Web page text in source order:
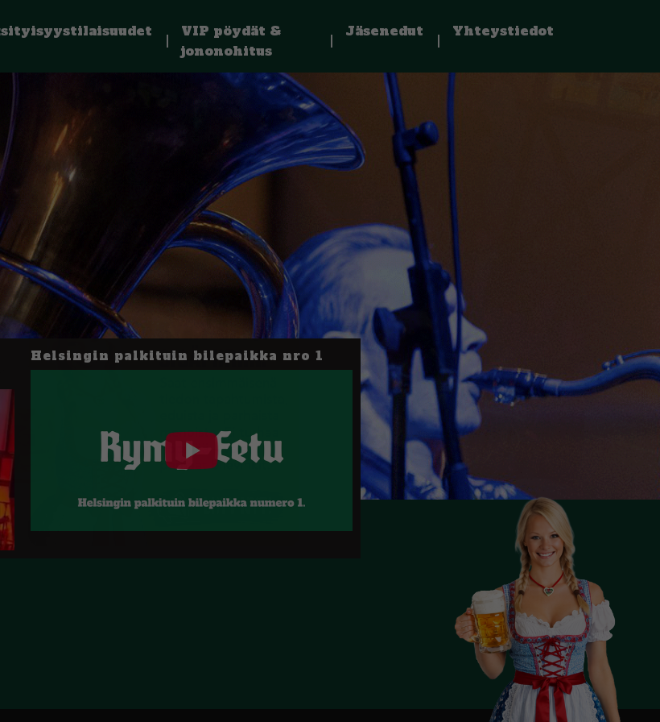
VIP pöydät &
jononohitus
Jäsenedut Yhteystiedot
Helsingin palkituin bilepaikka nro 1